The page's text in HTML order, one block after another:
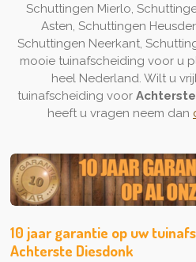
Schuttingen Mierlo,
Asten, Schuttingen
Schuttingen Neerkant,
mooie tuinafscheiding voor u
heel Nederland. Wilt u
tuinafscheiding voor
heeft u vragen neem dan
10 jaar garantie op uw
Achterste Diesdonk